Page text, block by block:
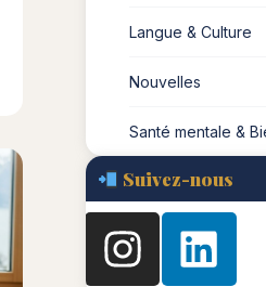
Langue & Culture
Nouvelles
Santé mentale &
Suivez-nous